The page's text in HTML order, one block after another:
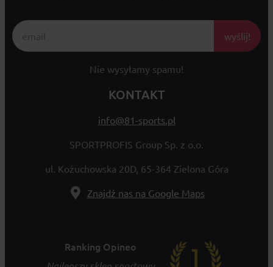
wyślij!
Nie wysyłamy spamu!
KONTAKT
info@81-sports.pl
SPORTPROFIS Group Sp. z o.o.
ul. Kożuchowska 20D, 65-364 Zielona Góra
Znajdź nas na Google Maps
Ranking Opineo